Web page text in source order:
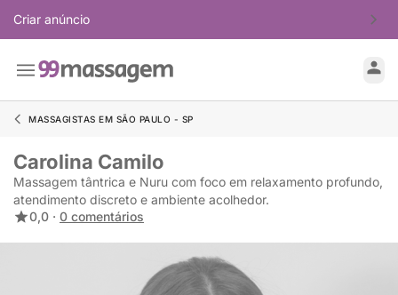
Criar anúncio
MASSAGISTAS EM SÃO PAULO - SP
Carolina Camilo
Massagem tântrica e Nuru com foco em relaxamento profundo,
atendimento discreto e ambiente acolhedor.
0,0 · 0 comentários